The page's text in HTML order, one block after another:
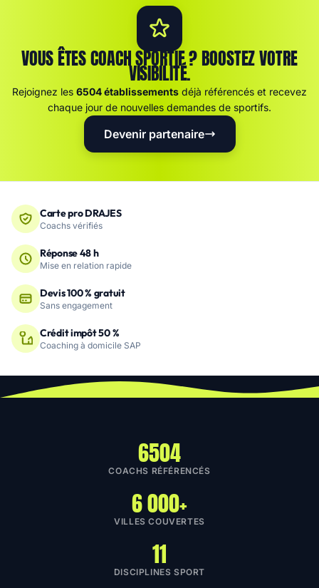
VOUS ÊTES COACH SPORTIF ? BOOSTEZ VOTRE
VISIBILITÉ.
Rejoignez les 6504 établissements déjà référencés et recevez
chaque jour de nouvelles demandes de sportifs.
Devenir partenaire
Carte pro DRAJES
Coachs vérifiés
Réponse 48 h
Mise en relation rapide
Devis 100 % gratuit
Sans engagement
Crédit impôt 50 %
Coaching à domicile SAP
6504
COACHS RÉFÉRENCÉS
6 000+
VILLES COUVERTES
11
DISCIPLINES SPORT